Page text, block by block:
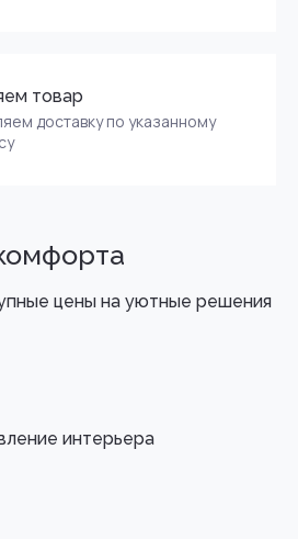
товар
доставку по указанному
цены на уютные решения
интерьера